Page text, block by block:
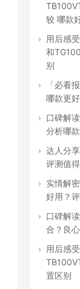
较 哪款
用后感
和
别
「必看
哪款更
口碑解
分析哪
达人分
评测值
实情解
好用？
口碑解
合？良
用后感
置区别